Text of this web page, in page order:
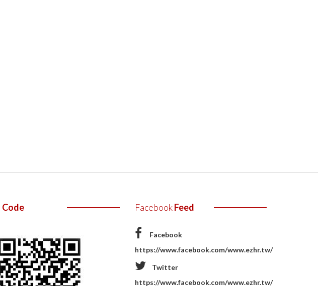
Code FacebookFeed
Facebook
https://www.facebook.com/www.ezhr.tw/
Twitter
https://www.facebook.com/www.ezhr.tw/